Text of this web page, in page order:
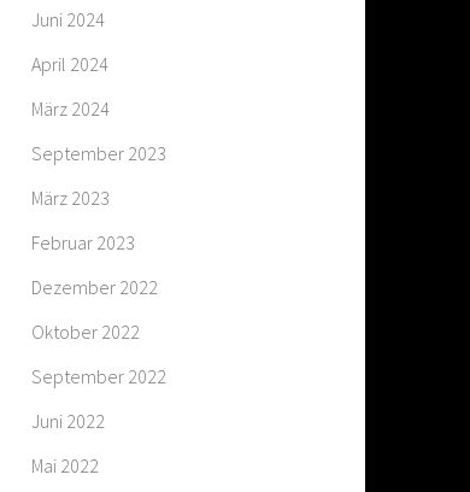
Juni 2024
April 2024
März 2024
September 2023
März 2023
Februar 2023
Dezember 2022
Oktober 2022
September 2022
Juni 2022
Mai 2022